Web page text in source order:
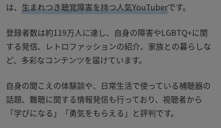
は、 生まれつき聴覚障害を持つ人気YouTuberです。
登録者数は約119万人に達し、自身の障害やLGBTQ+に関
する発信、レトロファッションの紹介、家族との暮らしな
ど、多彩なコンテンツを届けています。
自身の聞こえの体験談や、日常生活で使っている補聴器の
話題、難聴に関する情報発信も行っており、視聴者から
「学びになる」「勇気をもらえる」と評判です。